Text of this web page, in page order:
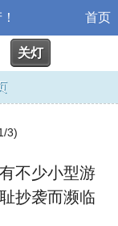
首页
关灯
3)
不少小型游
抄袭而濒临